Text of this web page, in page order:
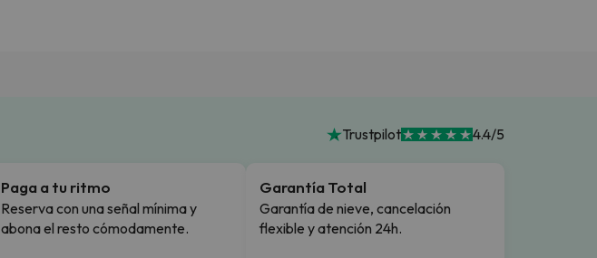
Trustpilot 4.4/5
Paga a tu ritmo
Reserva con una señal mínima y
abona el resto cómodamente.
Garantía Total
Garantía de nieve, cancelación
flexible y atención 24h.